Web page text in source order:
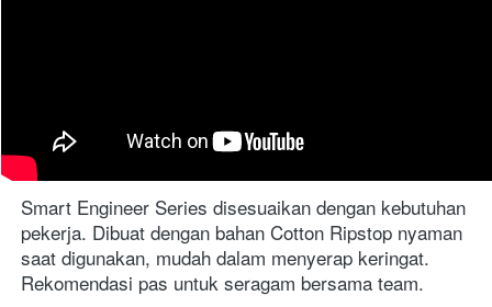
Smart Engineer Series disesuaikan dengan kebutuhan
pekerja. Dibuat dengan bahan Cotton Ripstop nyaman
saat digunakan, mudah dalam menyerap keringat.
Rekomendasi pas untuk seragam bersama team.